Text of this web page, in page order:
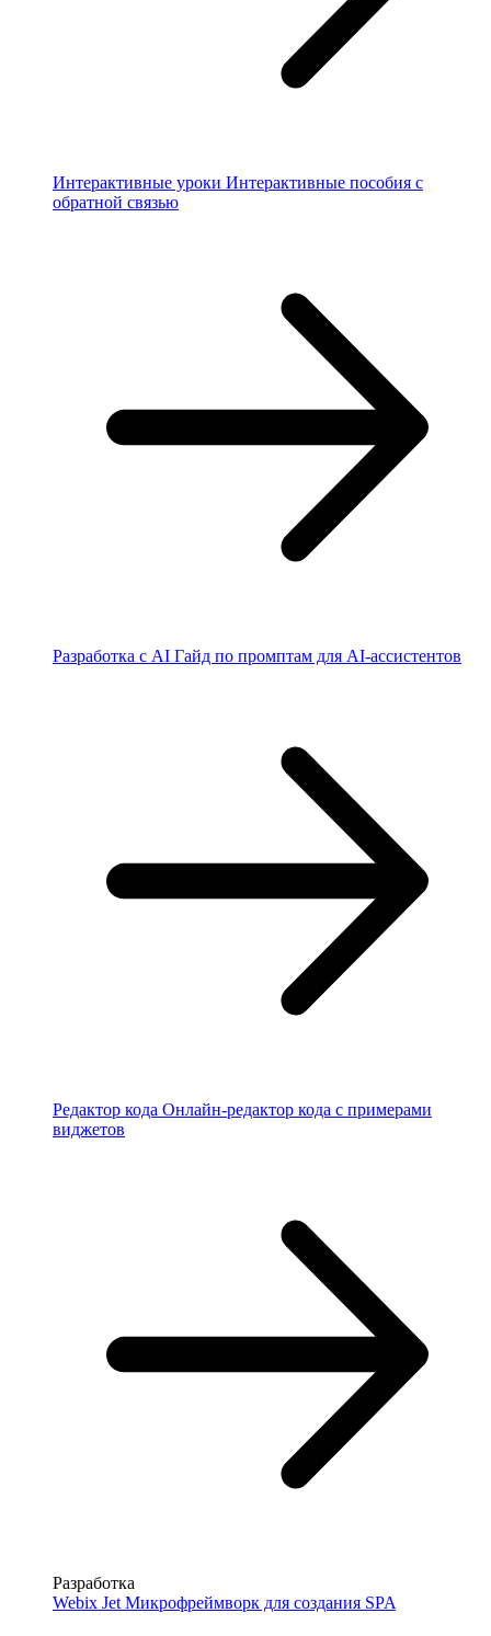
Интерактивные уроки Интерактивные пособия с
обратной связью
Разработка с AI Гайд по промптам для AI-ассистентов
Редактор кода Онлайн-редактор кода с примерами
виджетов
Разработка
Webix Jet Микрофреймворк для создания SPA